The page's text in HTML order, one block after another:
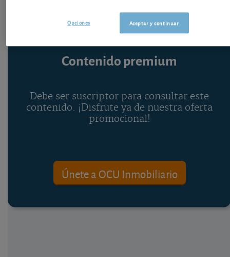
Contenido premium
Debe ser suscriptor para consultar este
contenido. ¡Disfrute ya de nuestra oferta
promocional!
Únete a OCU Inmobiliario
Aceptar y continuar
Opciones